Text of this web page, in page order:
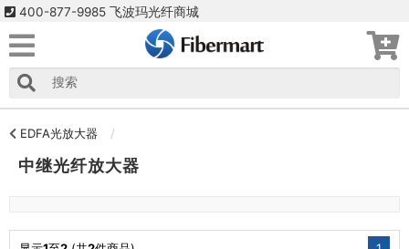
400-877-9985 飞波玛光纤商城
EDFA光放大器
中继光纤放大器